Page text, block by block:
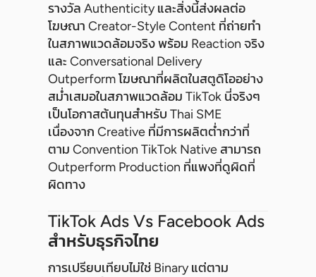
รางวัล Authenticity และสิ่งนี้ส่งผลต่อ
โฆษณา Creator-Style Content ที่ถ่ายทำ
ในสภาพแวดล้อมจริง พร้อม Reaction จริง
และ Conversational Delivery
Outperform โฆษณาที่ผลิตในสตูดิโออย่าง
สม่ำเสมอในสภาพแวดล้อม TikTok นี่จริงๆ
เป็นโอกาสต้นทุนสำหรับ Thai SME
เนื่องจาก Creative ที่มีการผลิตต่ำกว่าที่
ตาม Convention TikTok Native สามารถ
Outperform Production ที่แพงที่ดูผิดที่
ผิดทาง
TikTok Ads Vs Facebook Ads
สำหรับธุรกิจไทย
การเปรียบเทียบไม่ใช่ Binary แต่ตาม